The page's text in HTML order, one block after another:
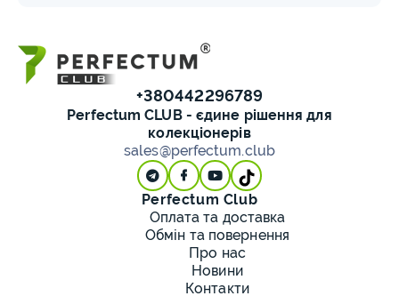
+380442296789
Perfectum CLUB - єдине рішення для
колекціонерів
sales@perfectum.club
Perfectum Club
Оплата та доставка
Обмін та повернення
Про нас
Новини
Контакти